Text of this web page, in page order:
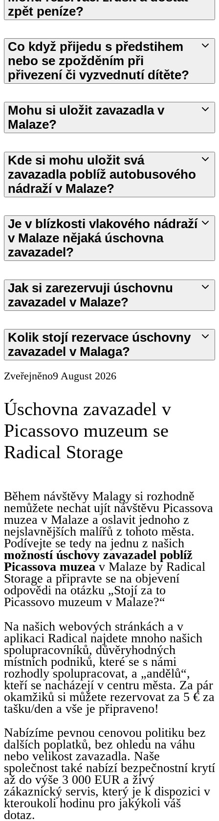
zpět peníze?
Co když přijedu s předstihem
nebo se zpožděním při
přivezení či vyzvednutí dítěte?
Mohu si uložit zavazadla v
Malaze?
Kde si mohu uložit svá
zavazadla poblíž autobusového
nádraží v Malaze?
Je v blízkosti vlakového nádraží
v Malaze nějaká úschovna
zavazadel?
Jak si zarezervuji úschovnu
zavazadel v Malaze?
Kolik stojí rezervace úschovny
zavazadel v Malaga?
Zveřejněno9 August 2026
Úschovna zavazadel v
Picassovo muzeum se
Radical Storage
Během návštěvy Malagy si rozhodně
nemůžete nechat ujít návštěvu Picassova
muzea v Malaze a oslavit jednoho z
nejslavnějších malířů z tohoto města.
Podívejte se tedy na jednu z našich
možností úschovy zavazadel poblíž
Picassova muzeav Malaze by Radical
Storage a připravte se na objevení
odpovědi na otázku „Stojí za to
Picassovo muzeum v Malaze?“
Na našich webových stránkách a v
aplikaci Radical najdete mnoho našich
spolupracovníků, důvěryhodných
místních podniků, které se s námi
rozhodly spolupracovat, a „andělů“,
kteří se nacházejí v centru města. Za pár
okamžiků si můžete rezervovat za 5 € za
tašku/den a vše je připraveno!
Nabízíme pevnou cenovou politiku bez
dalších poplatků, bez ohledu na váhu
nebo velikost zavazadla. Naše
společnost také nabízí bezpečnostní krytí
až do výše 3 000 EUR a živý
zákaznický servis, který je k dispozici v
kteroukoli hodinu pro jakýkoli váš
dotaz.